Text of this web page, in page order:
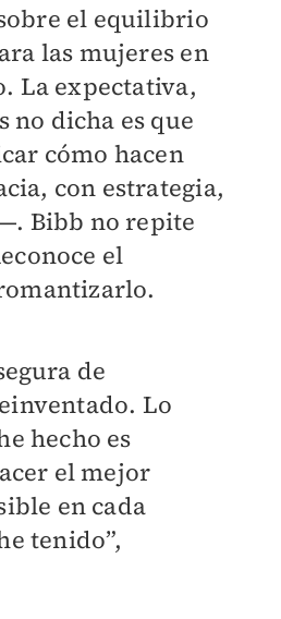
el equilibrio
las mujeres en
La expectativa,
no dicha es que
cómo hacen
con estrategia,
Bibb no repite
el
de
Lo
hecho es
el mejor
en cada
tenido”,